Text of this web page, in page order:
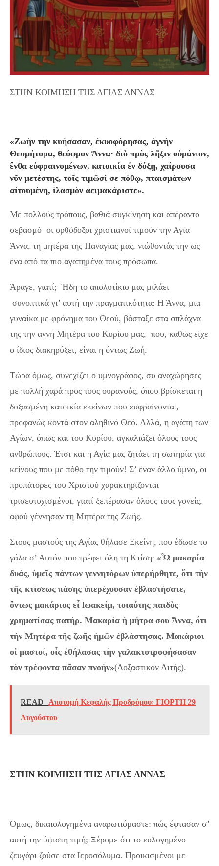
ΣΤΗΝ ΚΟΙΜΗΣΗ ΤΗΣ ΑΓΙΑΣ ΑΝΝΑΣ
«Ζωὴν τὴν κυήσασαν, ἐκυοφόρησας, ἁγνὴν
Θεομήτορα, θεόφρον Ἄννα· διὸ πρὸς λῆξιν οὐράνιον,
ἔνθα εὐφραινομένων, κατοικία ἐν δόξῃ, χαίρουσα
νῦν μετέστης, τοῖς τιμῶσί σε πόθῳ, πταισμάτων
αἰτουμένη, ἱλασμὸν ἀειμακάριστε».
Με πολλούς τρόπους, βαθιά συγκίνηση και απέραντο
σεβασμό οι ορθόδοξοι χριστιανοί τιμούν την Αγία
Άννα, τη μητέρα της Παναγίας μας, νιώθοντάς την ως
ένα από τα πιο αγαπημένα τους πρόσωπα.
Άραγε, γιατί; Ήδη το απολυτίκιο μας μιλάει
συνοπτικά γι’ αυτή την πραγματικότητα: Η Άννα, μια
γυναίκα με φρόνημα του Θεού, βάσταξε στα σπλάχνα
της την αγνή Μητέρα του Κυρίου μας, που, καθώς είχε
ο ίδιος διακηρύξει, είναι η όντως Ζωή.
Τώρα όμως, συνεχίζει ο υμνογράφος, συ αναχώρησες
με πολλή χαρά προς τους ουρανούς, όπου βρίσκεται η
δοξασμένη κατοικία εκείνων που ευφραίνονται,
προφανώς κοντά στον αληθινό Θεό. Αλλά, η αγάπη των
Αγίων, όπως και του Κυρίου, αγκαλιάζει όλους τους
ανθρώπους. Έτσι και η Αγία μας ζητάει τη σωτηρία για
κείνους που με πόθο την τιμούν! Σ’ έναν άλλο ύμνο, οι
προπάτορες του Χριστού χαρακτηρίζονται
τρισευτυχισμένοι, γιατί ξεπέρασαν όλους τους γονείς,
αφού γέννησαν τη Μητέρα της Ζωής.
Στους μαστούς της Αγίας θήλασε Εκείνη, που έδωσε το
γάλα σ’ Αυτόν που τρέφει όλη τη Κτίση: «Ὦ μακαρία
δυάς, ὑμεῖς πάντων γεννητόρων ὑπερήρθητε, ὅτι τὴν
τῆς κτίσεως πάσης ὑπερέχουσαν ἐβλαστήσατε,
ὄντως μακάριος εἶ lωακείμ, τοιαύτης παιδὸς
χρηματίσας πατήρ. Μακαρία ἡ μήτρα σου Ἄννα, ὅτι
τὴν Μητέρα τῆς ζωῆς ἡμῶν ἐβλάστησας. Μακάριοι
οἱ μαστοί, οἷς ἐθήλασας τὴν γαλακτοτροφήσασαν
τὸν τρέφοντα πᾶσαν πνοήν»(Δοξαστικόν Λιτής).
READ
Αποτομή Κεφαλής Προδρόμου: ΓΙΟΡΤΗ 29
Αυγούστου
ΣΤΗΝ ΚΟΙΜΗΣΗ ΤΗΣ ΑΓΙΑΣ ΑΝΝΑΣ
Όμως, δικαιολογημένα αναρωτιόμαστε: πώς έφτασαν σ’
αυτή την ύψιστη τιμή; Ξέρομε ότι το ευλογημένο
ζευγάρι ζούσε στα Ιεροσόλυμα. Προικισμένοι με